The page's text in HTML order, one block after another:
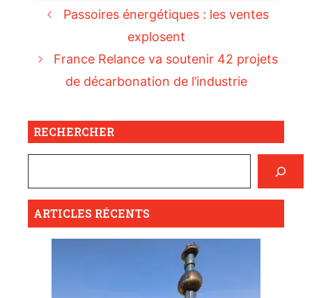
Passoires énergétiques : les ventes
explosent
France Relance va soutenir 42 projets
de décarbonation de l’industrie
RECHERCHER
ARTICLES RÉCENTS